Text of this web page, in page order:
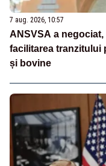
7 aug. 2026, 10:57
ANSVSA a
facilitarea tranzitului
și bovine